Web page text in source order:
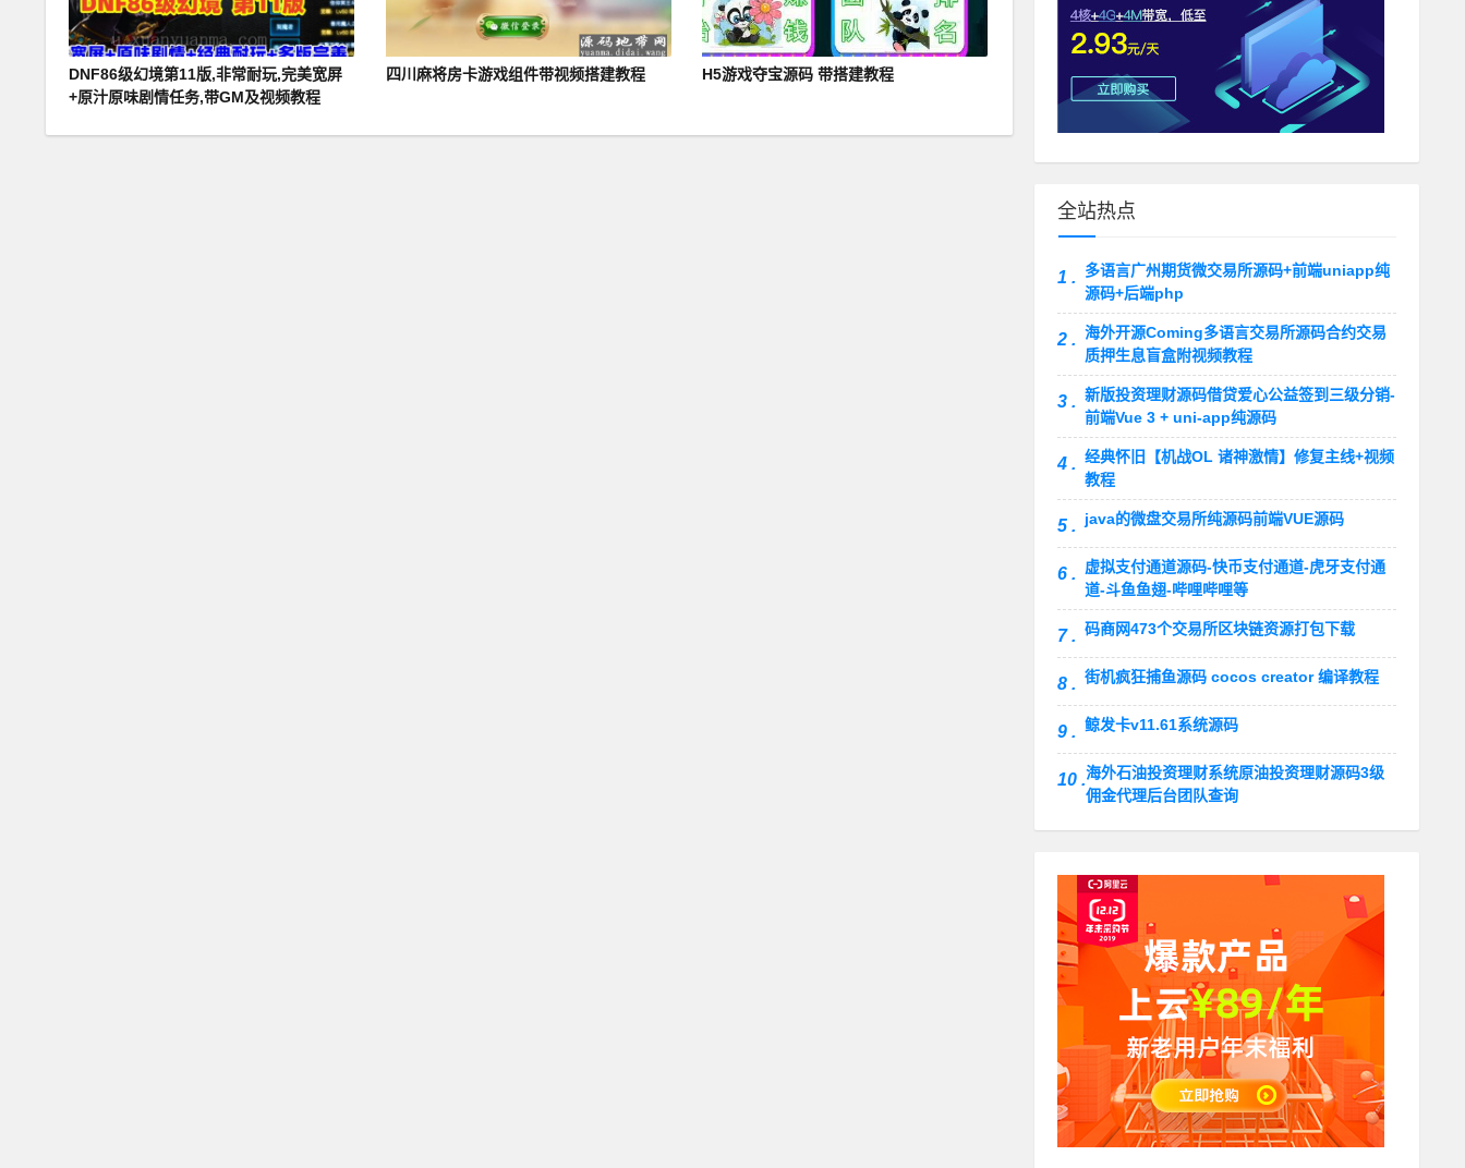
DNF86级幻境第11版,非常耐玩,完美宽屏
+原汁原味剧情任务,带GM及视频教程
四川麻将房卡游戏组件带视频搭建教程 H5游戏夺宝源码 带搭建教程
全站热点
1 .
多语言广州期货微交易所源码+前端uniapp纯
源码+后端php
2 . 海外开源Coming多语言交易所源码合约交易
质押生息盲盒附视频教程
3 . 新版投资理财源码借贷爱心公益签到三级分销-
前端Vue 3 + uni-app纯源码
4 . 经典怀旧【机战OL 诸神激情】修复主线+视频
教程
5 . java的微盘交易所纯源码前端VUE源码
6 .
虚拟支付通道源码-快币支付通道-虎牙支付通
道-斗鱼鱼翅-哔哩哔哩等
7 . 码商网473个交易所区块链资源打包下载
8 . 街机疯狂捕鱼源码 cocos creator 编译教程
9 . 鲸发卡v11.61系统源码
10 .海外石油投资理财系统原油投资理财源码3级
佣金代理后台团队查询